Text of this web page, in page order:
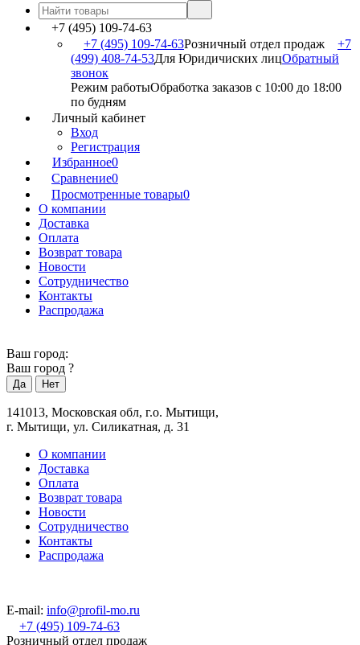
+7 (495) 109-74-63
+7 (495) 109-74-63Розничный отдел продаж
+7
(499) 408-74-53Для Юридичиских лицОбратный
звонок
Режим работыОбработка заказов с 10:00 до 18:00
по будням
Личный кабинет
Вход
Регистрация
Избранное0
Сравнение0
Просмотренные товары0
О компании
Доставка
Оплата
Возврат товара
Новости
Сотрудничество
Контакты
Распродажа
Ваш город:
Ваш город ?
141013, Московская обл, г.о. Мытищи,
г. Мытищи, ул. Силикатная, д. 31
О компании
Доставка
Оплата
Возврат товара
Новости
Сотрудничество
Контакты
Распродажа
E-mail: info@profil-mo.ru
+7 (495) 109-74-63
Розничный отдел продаж